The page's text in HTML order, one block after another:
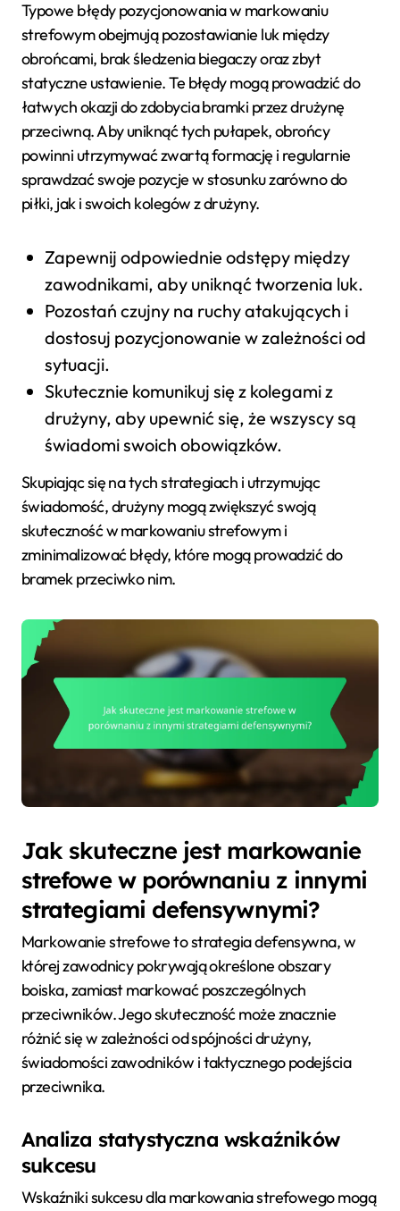
Typowe błędy pozycjonowania w markowaniu
strefowym obejmują pozostawianie luk między
obrońcami, brak śledzenia biegaczy oraz zbyt
statyczne ustawienie. Te błędy mogą prowadzić do
łatwych okazji do zdobycia bramki przez drużynę
przeciwną. Aby uniknąć tych pułapek, obrońcy
powinni utrzymywać zwartą formację i regularnie
sprawdzać swoje pozycje w stosunku zarówno do
piłki, jak i swoich kolegów z drużyny.
Zapewnij odpowiednie odstępy między
zawodnikami, aby uniknąć tworzenia luk.
Pozostań czujny na ruchy atakujących i
dostosuj pozycjonowanie w zależności od
sytuacji.
Skutecznie komunikuj się z kolegami z
drużyny, aby upewnić się, że wszyscy są
świadomi swoich obowiązków.
Skupiając się na tych strategiach i utrzymując
świadomość, drużyny mogą zwiększyć swoją
skuteczność w markowaniu strefowym i
zminimalizować błędy, które mogą prowadzić do
bramek przeciwko nim.
Jak skuteczne jest markowanie
strefowe w porównaniu z innymi
strategiami defensywnymi?
Markowanie strefowe to strategia defensywna, w
której zawodnicy pokrywają określone obszary
boiska, zamiast markować poszczególnych
przeciwników. Jego skuteczność może znacznie
różnić się w zależności od spójności drużyny,
świadomości zawodników i taktycznego podejścia
przeciwnika.
Analiza statystyczna wskaźników
sukcesu
Wskaźniki sukcesu dla markowania strefowego mogą